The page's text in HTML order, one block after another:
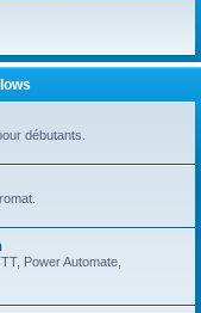
débutants.
Power Automate,